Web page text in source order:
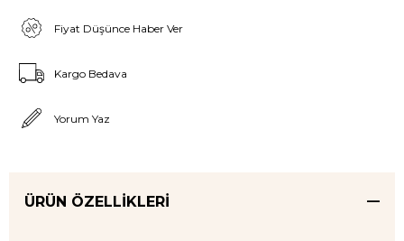
Fiyat Düşünce Haber Ver
Kargo Bedava
Yorum Yaz
ÜRÜN ÖZELLIKLERI